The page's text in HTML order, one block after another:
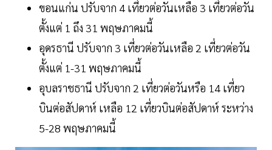
ขอนแก่น ปรับจาก 4 เที่ยวต่อวันเหลือ 3 เที่ยวต่อวัน
ตั้งแต่ 1 ถึง 31 พฤษภาคมนี้
อุดรธานี ปรับจาก 3 เที่ยวต่อวันเหลือ 2 เที่ยวต่อวัน
ตั้งแต่ 1-31 พฤษภาคมนี้
อุบลราชธานี ปรับจาก 2 เที่ยวต่อวันหรือ 14 เที่ยว
บินต่อสัปดาห์ เหลือ 12 เที่ยวบินต่อสัปดาห์ ระหว่าง
5-28 พฤษภาคมนี้